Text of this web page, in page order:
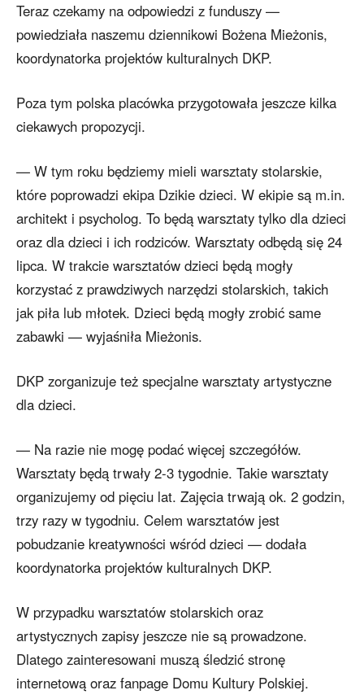
Teraz czekamy na odpowiedzi z funduszy —
powiedziała naszemu dziennikowi Bożena Mieżonis,
koordynatorka projektów kulturalnych DKP.
Poza tym polska placówka przygotowała jeszcze kilka
ciekawych propozycji.
— W tym roku będziemy mieli warsztaty stolarskie,
które poprowadzi ekipa Dzikie dzieci. W ekipie są m.in.
architekt i psycholog. To będą warsztaty tylko dla dzieci
oraz dla dzieci i ich rodziców. Warsztaty odbędą się 24
lipca. W trakcie warsztatów dzieci będą mogły
korzystać z prawdziwych narzędzi stolarskich, takich
jak piła lub młotek. Dzieci będą mogły zrobić same
zabawki — wyjaśniła Mieżonis.
DKP zorganizuje też specjalne warsztaty artystyczne
dla dzieci.
— Na razie nie mogę podać więcej szczegółów.
Warsztaty będą trwały 2-3 tygodnie. Takie warsztaty
organizujemy od pięciu lat. Zajęcia trwają ok. 2 godzin,
trzy razy w tygodniu. Celem warsztatów jest
pobudzanie kreatywności wśród dzieci — dodała
koordynatorka projektów kulturalnych DKP.
W przypadku warsztatów stolarskich oraz
artystycznych zapisy jeszcze nie są prowadzone.
Dlatego zainteresowani muszą śledzić stronę
internetową oraz fanpage Domu Kultury Polskiej.